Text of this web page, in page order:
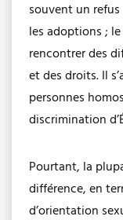
souvent un
les adoptions ;
rencontrer des
et des droits. Il
personnes
discrimination
Pourtant, la
différence, en
d’orientation